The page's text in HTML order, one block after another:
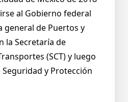
al Gobierno federal
de Puertos y
la Secretaría de
(SCT) y luego
y Protección